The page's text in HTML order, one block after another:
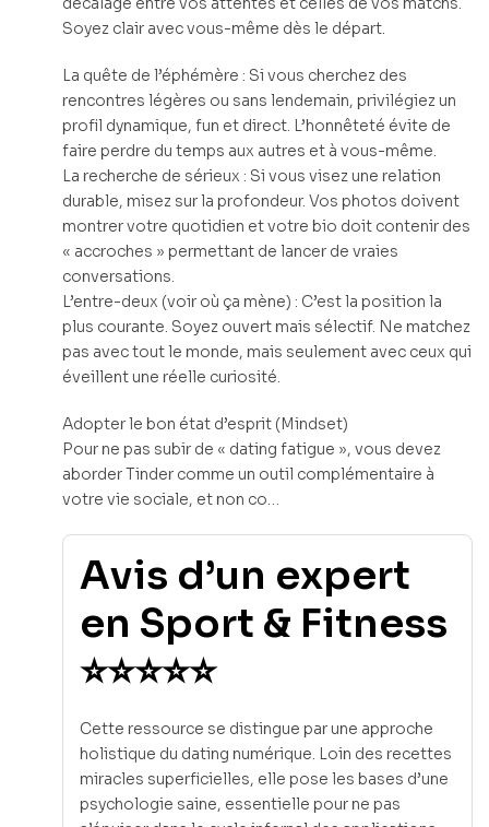
Soyez clair avec vous-même dès le départ.
La quête de l’éphémère : Si vous cherchez des
rencontres légères ou sans lendemain, privilégiez un
profil dynamique, fun et direct. L’honnêteté évite de
faire perdre du temps aux autres et à vous-même.
La recherche de sérieux : Si vous visez une relation
durable, misez sur la profondeur. Vos photos doivent
montrer votre quotidien et votre bio doit contenir des
« accroches » permettant de lancer de vraies
conversations.
L’entre-deux (voir où ça mène) : C’est la position la
plus courante. Soyez ouvert mais sélectif. Ne matchez
pas avec tout le monde, mais seulement avec ceux qui
éveillent une réelle curiosité.
Adopter le bon état d’esprit (Mindset)
Pour ne pas subir de « dating fatigue », vous devez
aborder Tinder comme un outil complémentaire à
votre vie sociale, et non co…
Avis d’un expert
en Sport & Fitness
⭐⭐⭐⭐⭐
Cette ressource se distingue par une approche
holistique du dating numérique. Loin des recettes
miracles superficielles, elle pose les bases d’une
psychologie saine, essentielle pour ne pas